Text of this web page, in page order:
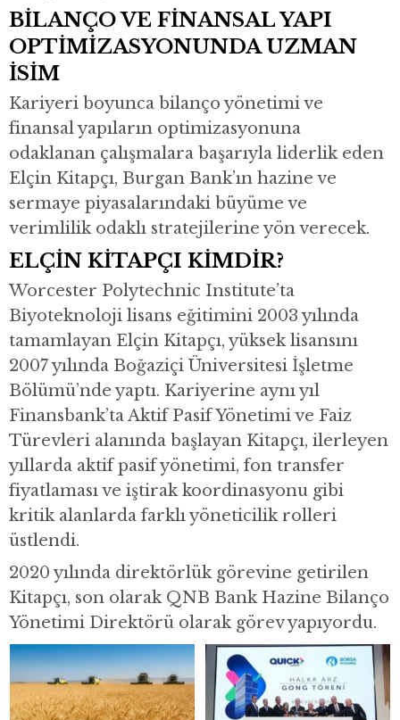
BİLANÇO VE FİNANSAL YAPI
OPTİMİZASYONUNDA UZMAN
İSİM
Kariyeri boyunca bilanço yönetimi ve
finansal yapıların optimizasyonuna
odaklanan çalışmalara başarıyla liderlik eden
Elçin Kitapçı, Burgan Bank’ın hazine ve
sermaye piyasalarındaki büyüme ve
verimlilik odaklı stratejilerine yön verecek.
ELÇİN KİTAPÇI KİMDİR?
Worcester Polytechnic Institute’ta
Biyoteknoloji lisans eğitimini 2003 yılında
tamamlayan Elçin Kitapçı, yüksek lisansını
2007 yılında Boğaziçi Üniversitesi İşletme
Bölümü’nde yaptı. Kariyerine aynı yıl
Finansbank’ta Aktif Pasif Yönetimi ve Faiz
Türevleri alanında başlayan Kitapçı, ilerleyen
yıllarda aktif pasif yönetimi, fon transfer
fiyatlaması ve iştirak koordinasyonu gibi
kritik alanlarda farklı yöneticilik rolleri
üstlendi.
2020 yılında direktörlük görevine getirilen
Kitapçı, son olarak QNB Bank Hazine Bilanço
Yönetimi Direktörü olarak görev yapıyordu.